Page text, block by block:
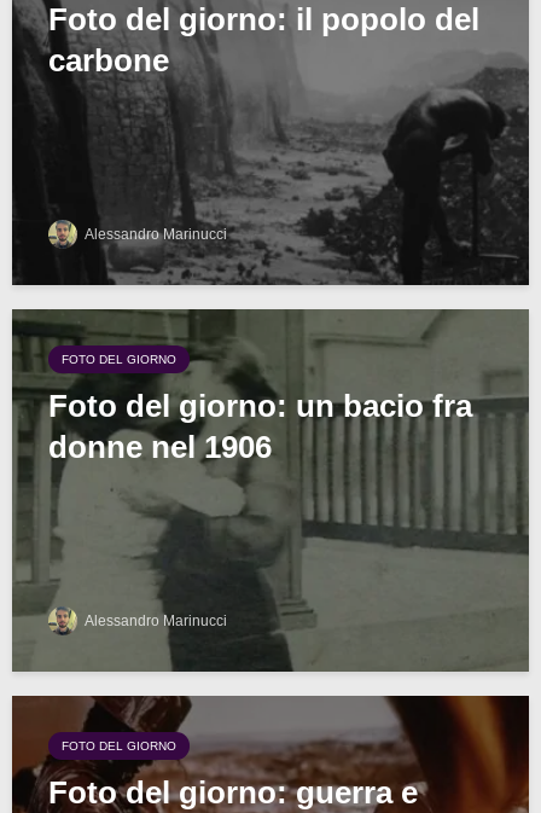
Foto del giorno: il popolo del
carbone
Alessandro Marinucci
FOTO DEL GIORNO
Foto del giorno: un bacio fra
donne nel 1906
Alessandro Marinucci
FOTO DEL GIORNO
Foto del giorno: guerra e